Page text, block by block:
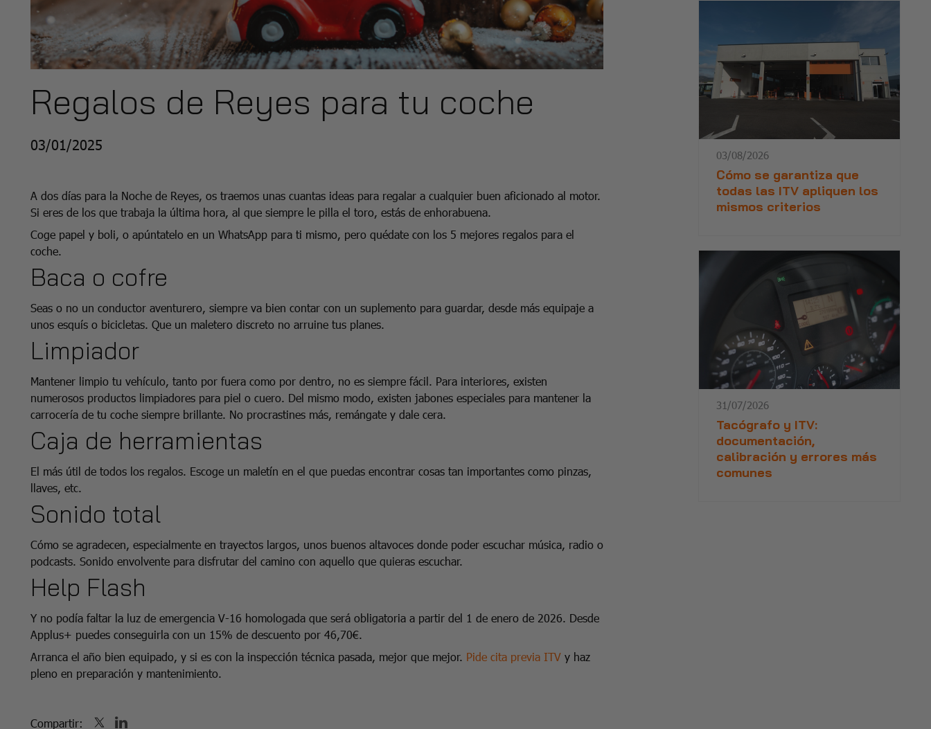
Regalos de Reyes para tu coche
03/01/2025
A dos días para la Noche de Reyes, os traemos unas cuantas ideas para regalar a cualquier buen aficionado al motor.
Si eres de los que trabaja la última hora, al que siempre le pilla el toro, estás de enhorabuena.
Coge papel y boli, o apúntatelo en un WhatsApp para ti mismo, pero quédate con los 5 mejores regalos para el
coche.
Baca o cofre
Seas o no un conductor aventurero, siempre va bien contar con un suplemento para guardar, desde más equipaje a
unos esquís o bicicletas. Que un maletero discreto no arruine tus planes.
Limpiador
Mantener limpio tu vehículo, tanto por fuera como por dentro, no es siempre fácil. Para interiores, existen
numerosos productos limpiadores para piel o cuero. Del mismo modo, existen jabones especiales para mantener la
carrocería de tu coche siempre brillante. No procrastines más, remángate y dale cera.
Caja de herramientas
El más útil de todos los regalos. Escoge un maletín en el que puedas encontrar cosas tan importantes como pinzas,
llaves, etc.
Sonido total
Cómo se agradecen, especialmente en trayectos largos, unos buenos altavoces donde poder escuchar música, radio o
podcasts. Sonido envolvente para disfrutar del camino con aquello que quieras escuchar.
Help Flash
Y no podía faltar la luz de emergencia V-16 homologada que será obligatoria a partir del 1 de enero de 2026. Desde
Applus+ puedes conseguirla con un 15% de descuento por 46,70€.
Arranca el año bien equipado, y si es con la inspección técnica pasada, mejor que mejor. Pide cita previa ITV y haz
pleno en preparación y mantenimiento.
Compartir:
03/08/2026
Cómo se garantiza que
todas las ITV apliquen los
mismos criterios
31/07/2026
Tacógrafo y ITV:
documentación,
calibración y errores más
comunes